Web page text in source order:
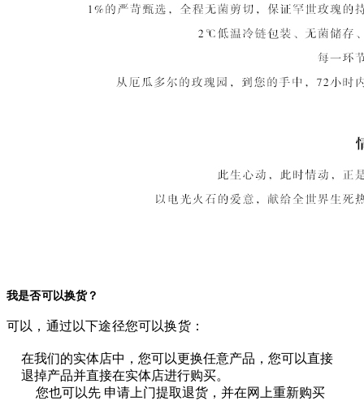
我是否可以换货？
可以，通过以下途径您可以换货：
在我们的实体店中，您可以更换任意产品，您可以直接
退掉产品并直接在实体店进行购买。
您也可以先 申请上门提取退货，并在网上重新购买